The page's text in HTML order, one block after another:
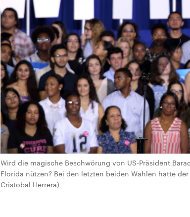
Wird die magische Beschwörung von US-Präsident
Florida nützen? Bei den letzten beiden Wahlen hatte
Cristobal Herrera)